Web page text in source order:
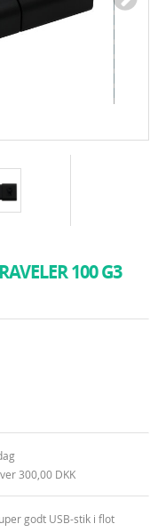
100 G3
300,00 DKK
godt USB-stik i flot